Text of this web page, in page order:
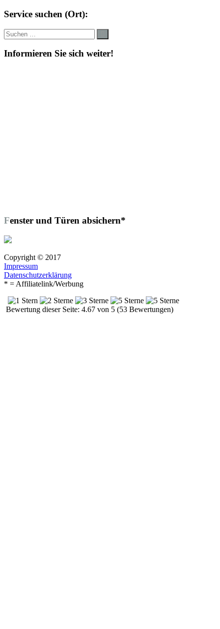
Service suchen (Ort):
Suche
nach:
Informieren Sie sich weiter!
Fenster und Türen absichern*
Copyright © 2017
Impressum
Datenschutzerklärung
* = Affiliatelink/Werbung
Bewertung dieser Seite: 4.67 von 5 (53 Bewertungen)